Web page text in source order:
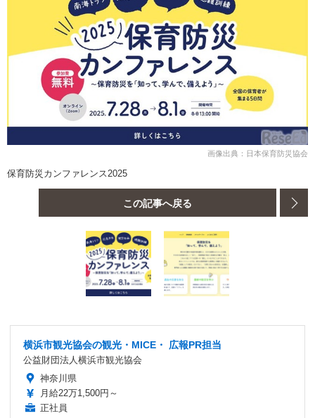
画像出典：日本保育防災協会
保育防災カンファレンス2025
この記事へ戻る
横浜市観光協会の観光・MICE・ 広報PR担当
公益財団法人横浜市観光協会
神奈川県
月給22万1,500円～
正社員